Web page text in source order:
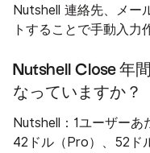
Nutshell 連絡先、メー
トすることで手動入力
Nutshell Close 年
なっていますか？
Nutshell：1ユーザーあ
42ドル（Pro）、52ド